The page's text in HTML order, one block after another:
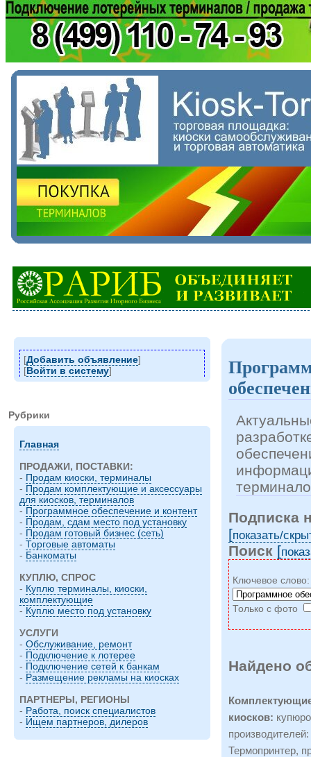
[Добавить объявление]
[Войти в систему]
Рубрики
Главная
ПРОДАЖИ, ПОСТАВКИ:
- Продам киоски, терминалы
- Продам комплектующие и аксессуары
для киосков, терминалов
- Программное обеспечение и контент
- Продам, сдам место под установку
- Продам готовый бизнес (сеть)
- Торговые автоматы
- Банкоматы
КУПЛЮ, СПРОС
- Куплю терминалы, киоски,
комплектующие
- Куплю место под установку
УСЛУГИ
- Обслуживание, ремонт
- Подключение к лотерее
- Подключение сетей к банкам
- Размещение рекламы на киосках
ПАРТНЕРЫ, РЕГИОНЫ
- Работа, поиск специалистов
- Ищем партнеров, дилеров
Подписка
[показать/
Поиск [
Ключевое
Только с фото
Найдено
киосков:
Термопринтер,